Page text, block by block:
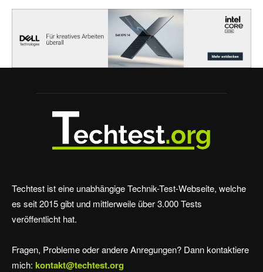
Techtest ist eine unabhängige Technik-Test-Webseite, welche
es seit 2015 gibt und mittlerweile über 3.000 Tests
veröffentlicht hat.
Fragen, Probleme oder andere Anregungen? Dann kontaktiere
mich: kontakt@techtest.org